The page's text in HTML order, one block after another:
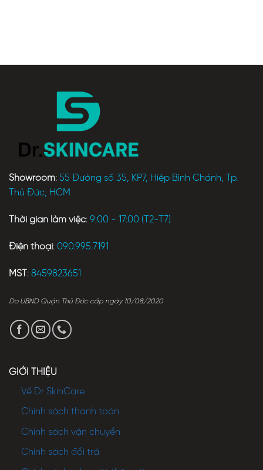
Showroom: 55 Đường số 35, KP7, Hiệp Bình Chánh, Tp.
Thủ Đức, HCM
Thời gian làm việc: 9:00 - 17:00 (T2-T7)
Điện thoại: 090.995.7191
MST : 8459823651
Do UBND Quận Thủ Đức cấp ngày 10/08/2020
GIỚI THIỆU
Về Dr SkinCare
Chính sách thanh toán
Chính sách vận chuyển
Chính sách đổi trả